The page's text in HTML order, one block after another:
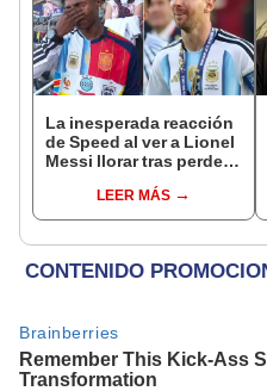
La inesperada reacción
de Speed al ver a Lionel
Messi llorar tras perder
EspañaLEER MÁS